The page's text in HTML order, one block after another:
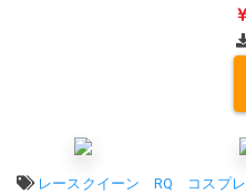
タグ:
レースクイーン RQ コスプレ